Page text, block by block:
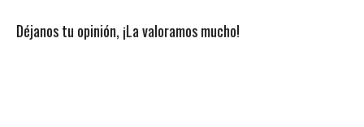
Déjanos tu opinión, ¡La valoramos mucho!